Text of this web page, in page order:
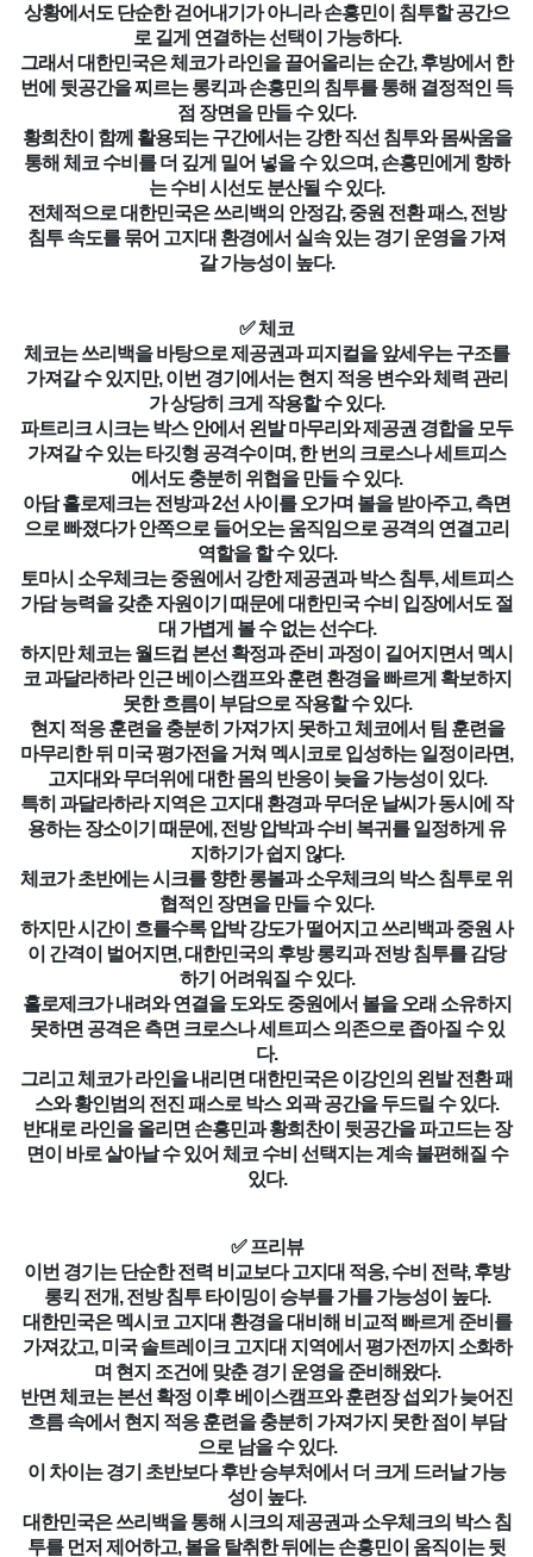
상황에서도 단순한 걷어내기가 아니라 손흥민이 침투할 공간으
로 길게 연결하는 선택이 가능하다.
그래서 대한민국은 체코가 라인을 끌어올리는 순간, 후방에서 한
번에 뒷공간을 찌르는 롱킥과 손흥민의 침투를 통해 결정적인 득
점 장면을 만들 수 있다.
황희찬이 함께 활용되는 구간에서는 강한 직선 침투와 몸싸움을
통해 체코 수비를 더 깊게 밀어 넣을 수 있으며, 손흥민에게 향하
는 수비 시선도 분산될 수 있다.
전체적으로 대한민국은 쓰리백의 안정감, 중원 전환 패스, 전방
침투 속도를 묶어 고지대 환경에서 실속 있는 경기 운영을 가져
갈 가능성이 높다.
✅ 체코
체코는 쓰리백을 바탕으로 제공권과 피지컬을 앞세우는 구조를
가져갈 수 있지만, 이번 경기에서는 현지 적응 변수와 체력 관리
가 상당히 크게 작용할 수 있다.
파트리크 시크는 박스 안에서 왼발 마무리와 제공권 경합을 모두
가져갈 수 있는 타깃형 공격수이며, 한 번의 크로스나 세트피스
에서도 충분히 위협을 만들 수 있다.
아담 흘로제크는 전방과 2선 사이를 오가며 볼을 받아주고, 측면
으로 빠졌다가 안쪽으로 들어오는 움직임으로 공격의 연결고리
역할을 할 수 있다.
토마시 소우체크는 중원에서 강한 제공권과 박스 침투, 세트피스
가담 능력을 갖춘 자원이기 때문에 대한민국 수비 입장에서도 절
대 가볍게 볼 수 없는 선수다.
하지만 체코는 월드컵 본선 확정과 준비 과정이 길어지면서 멕시
코 과달라하라 인근 베이스캠프와 훈련 환경을 빠르게 확보하지
못한 흐름이 부담으로 작용할 수 있다.
현지 적응 훈련을 충분히 가져가지 못하고 체코에서 팀 훈련을
마무리한 뒤 미국 평가전을 거쳐 멕시코로 입성하는 일정이라면,
고지대와 무더위에 대한 몸의 반응이 늦을 가능성이 있다.
특히 과달라하라 지역은 고지대 환경과 무더운 날씨가 동시에 작
용하는 장소이기 때문에, 전방 압박과 수비 복귀를 일정하게 유
지하기가 쉽지 않다.
체코가 초반에는 시크를 향한 롱볼과 소우체크의 박스 침투로 위
협적인 장면을 만들 수 있다.
하지만 시간이 흐를수록 압박 강도가 떨어지고 쓰리백과 중원 사
이 간격이 벌어지면, 대한민국의 후방 롱킥과 전방 침투를 감당
하기 어려워질 수 있다.
흘로제크가 내려와 연결을 도와도 중원에서 볼을 오래 소유하지
못하면 공격은 측면 크로스나 세트피스 의존으로 좁아질 수 있
다.
그리고 체코가 라인을 내리면 대한민국은 이강인의 왼발 전환 패
스와 황인범의 전진 패스로 박스 외곽 공간을 두드릴 수 있다.
반대로 라인을 올리면 손흥민과 황희찬이 뒷공간을 파고드는 장
면이 바로 살아날 수 있어 체코 수비 선택지는 계속 불편해질 수
있다.
✅ 프리뷰
이번 경기는 단순한 전력 비교보다 고지대 적응, 수비 전략, 후방
롱킥 전개, 전방 침투 타이밍이 승부를 가를 가능성이 높다.
대한민국은 멕시코 고지대 환경을 대비해 비교적 빠르게 준비를
가져갔고, 미국 솔트레이크 고지대 지역에서 평가전까지 소화하
며 현지 조건에 맞춘 경기 운영을 준비해왔다.
반면 체코는 본선 확정 이후 베이스캠프와 훈련장 섭외가 늦어진
흐름 속에서 현지 적응 훈련을 충분히 가져가지 못한 점이 부담
으로 남을 수 있다.
이 차이는 경기 초반보다 후반 승부처에서 더 크게 드러날 가능
성이 높다.
대한민국은 쓰리백을 통해 시크의 제공권과 소우체크의 박스 침
투를 먼저 제어하고, 볼을 탈취한 뒤에는 손흥민이 움직이는 뒷